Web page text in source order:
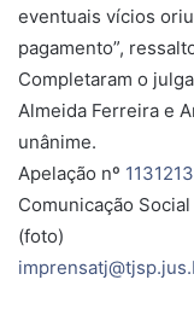
eventuais vícios
pagamento”,
Completaram o
Almeida Ferreira e
unânime.
Apelação nº
Comunicação
(foto)